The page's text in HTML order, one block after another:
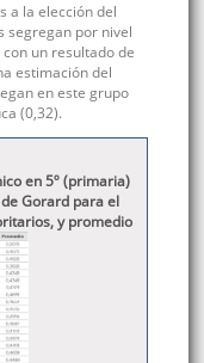
a la elección del
segregan por nivel
un resultado de
estimación del
en este grupo
(0,32).
en 5º (primaria)
Gorard para el
y promedio